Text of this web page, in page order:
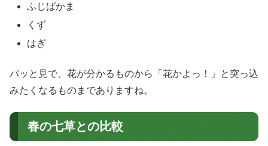
ふじばかま
くず
はぎ
パッと見で、花が分かるものから「花かよっ！」と突っ込
みたくなるものまでありますね。
春の七草との比較